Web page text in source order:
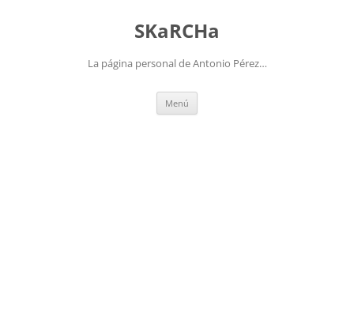
SKaRCHa
La página personal de Antonio Pérez…
Menú